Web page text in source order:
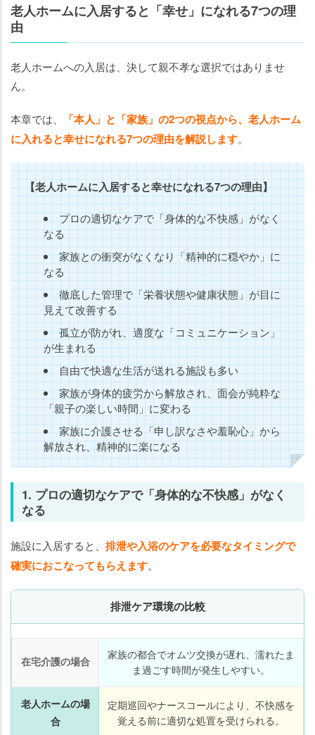
老人ホームに入居すると「幸せ」になれる7つの理
由
老人ホームへの入居は、決して親不孝な選択ではありませ
ん。
本章では、
「本人」と「家族」の2つの視点から、老人ホーム
に入れると幸せになれる7つの理由を解説します。
【老人ホームに入居すると幸せになれる7つの理由】
プロの適切なケアで「身体的な不快感」がなく
なる
家族との衝突がなくなり「精神的に穏やか」に
なる
徹底した管理で「栄養状態や健康状態」が目に
見えて改善する
孤立が防がれ、適度な「コミュニケーション」
が生まれる
自由で快適な生活が送れる施設も多い
家族が身体的疲労から解放され、面会が純粋な
「親子の楽しい時間」に変わる
家族に介護させる「申し訳なさや羞恥心」から
解放され、精神的に楽になる
1. プロの適切なケアで「身体的な不快感」がなく
なる
施設に入居すると、 排泄や入浴のケアを必要なタイミングで
確実におこなってもらえます。
排泄ケア環境の比較
在宅介護の場合
家族の都合でオムツ交換が遅れ、濡れたま
ま過ごす時間が発生しやすい。
老人ホームの場
合
定期巡回やナースコールにより、不快感を
覚える前に適切な処置を受けられる。